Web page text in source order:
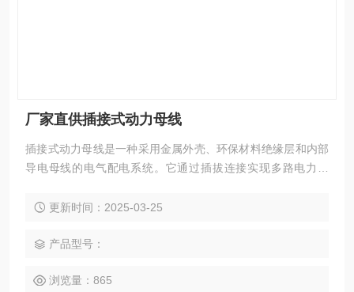
厂家直供插接式动力母线
‌插接式动力母线‌是一种采用金属外壳、环保材料绝缘层和内部
导电母线的电气配电系统。它通过插拔连接实现多路电力供
广泛应用于现代高层建筑和大型车间，能够节省大量空间和人
中表现优异‌
更新时间：2025-03-25
产品型号：
浏览量：865